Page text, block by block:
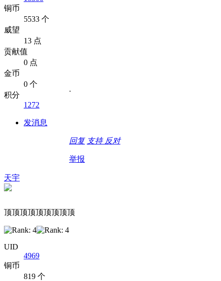
铜币
5533 个
威望
13 点
贡献值
0 点
金币
0 个
积分
1272
发消息
.
回复 支持 反对
举报
天宇
顶顶顶顶顶顶顶顶顶
UID
4969
铜币
819 个